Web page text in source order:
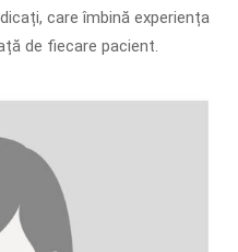
care îmbină experiența
de fiecare pacient.